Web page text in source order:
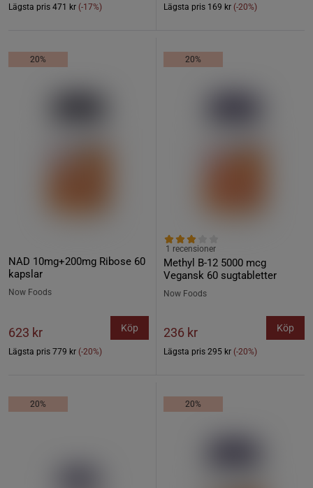
Lägsta pris 471 kr (-17%) Lägsta pris 169 kr (-20%)
20%
NAD 10mg+200mg Ribose 60
kapslar
Now Foods
623 kr
Lägsta pris 779 kr (-20%)
Köp
20%
Methyl B-12 5000 mcg
Vegansk 60 sugtabletter
1 recensioner
Now Foods
236 kr
Lägsta pris 295 kr (-20%)
Köp
20% 20%